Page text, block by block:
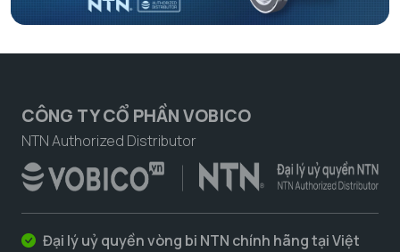
CÔNG TY CỔ PHẦN VOBICO
NTN Authorized Distributor
Đại lý uỷ quyền vòng bi NTN chính hãng tại Việt